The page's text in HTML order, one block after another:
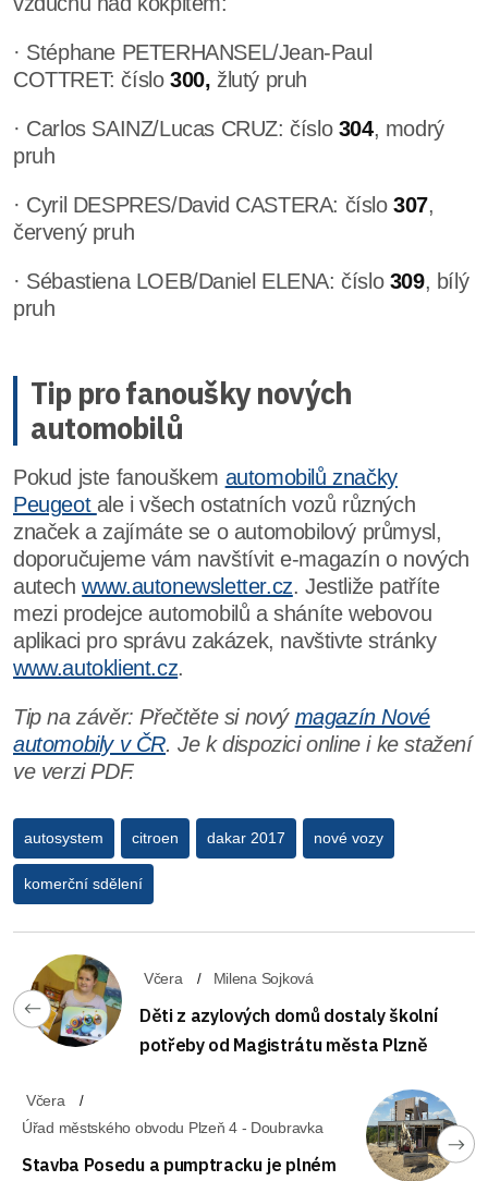
· Stéphane PETERHANSEL/Jean-Paul
COTTRET: číslo 300, žlutý pruh
· Carlos SAINZ/Lucas CRUZ: číslo 304, modrý
pruh
· Cyril DESPRES/David CASTERA: číslo307,
červený pruh
· Sébastiena LOEB/Daniel ELENA: číslo 309, bílý
pruh
Tip pro fanoušky nových
automobilů
Pokud jste fanouškem automobilů značky
Peugeot ale i všech ostatních vozů různých
značek a zajímáte se o automobilový průmysl,
doporučujeme vám navštívit e-magazín o nových
autechwww.autonewsletter.cz. Jestliže patříte
mezi prodejce automobilů a sháníte webovou
aplikaci pro správu zakázek, navštivte stránky
www.autoklient.cz.
Tip na závěr: Přečtěte si nový magazín Nové
automobily v ČR. Je k dispozici online i ke stažení
ve verzi PDF.
autosystem citroen dakar 2017 nové vozy
komerční sdělení
Včera Milena Sojková
Děti z azylových domů dostaly školní
potřeby od Magistrátu města Plzně
Včera
Úřad městského obvodu Plzeň 4 - Doubravka
Stavba Posedu a pumptracku je plném